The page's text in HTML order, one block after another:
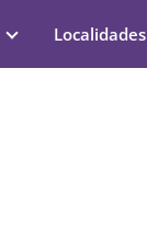
Localidades